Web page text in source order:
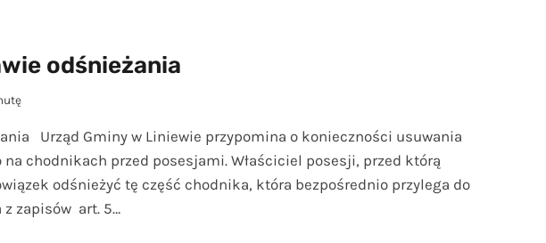
odśnieżania
Urząd Gminy w Liniewie przypomina o konieczności usuwania
chodnikach przed posesjami. Właściciel posesji, przed którą
odśnieżyć tę część chodnika, która bezpośrednio przylega do
z zapisów art. 5…